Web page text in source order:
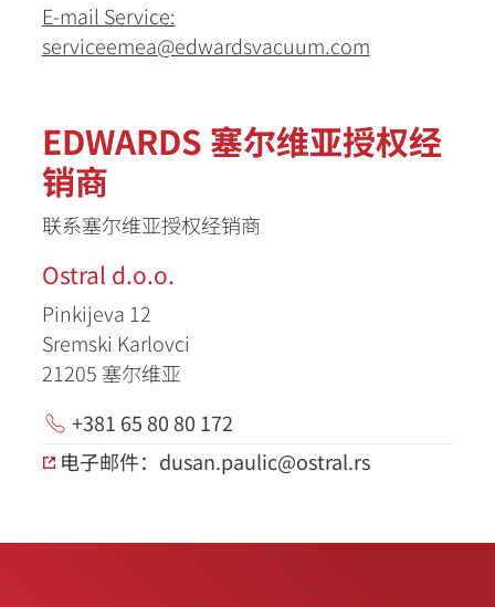
E-mail Service:
serviceemea@edwardsvacuum.com
EDWARDS 塞尔维亚授权经
销商
联系塞尔维亚授权经销商
Ostral d.o.o.
Pinkijeva 12
Sremski Karlovci
21205 塞尔维亚
+381 65 80 80 172
电子邮件：dusan.paulic@ostral.rs